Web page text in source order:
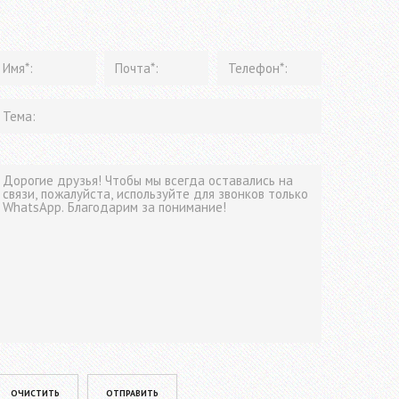
leave this field empty.